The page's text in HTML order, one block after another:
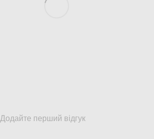
Додайте перший відгук